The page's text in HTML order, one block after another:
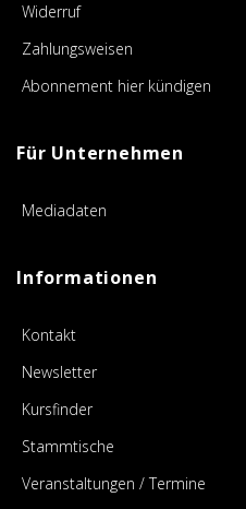
Widerruf
Zahlungsweisen
Abonnement hier kündigen
Für Unternehmen
Mediadaten
Informationen
Kontakt
Newsletter
Kursfinder
Stammtische
Veranstaltungen / Termine